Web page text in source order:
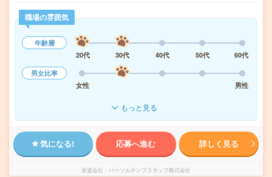
職場の雰囲気
年齢層
20代
30代 40代 50代
60代
男女比率
女性
男性
もっと見る
気になる! 応募へ進む 詳しく見る
派遣会社 パーソルテンプスタッフ株式会社